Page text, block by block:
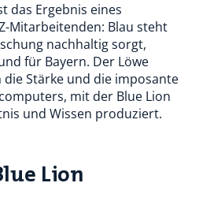
das Ergebnis eines
Mitarbeitenden: Blau steht
nachhaltig sorgt,
für Bayern. Der Löwe
Stärke und die imposante
mit der Blue Lion
und Wissen produziert.
Lion